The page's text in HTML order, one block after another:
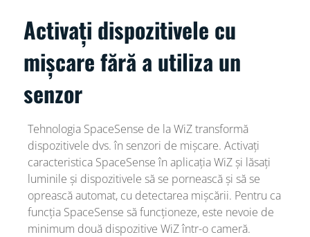
Activați dispozitivele cu
mișcare fără a utiliza un
senzor
Tehnologia SpaceSense de la WiZ transformă
dispozitivele dvs. în senzori de mișcare. Activați
caracteristica SpaceSense în aplicația WiZ și lăsați
luminile și dispozitivele să se pornească și să se
oprească automat, cu detectarea mișcării. Pentru ca
funcția SpaceSense să funcționeze, este nevoie de
minimum două dispozitive WiZ într-o cameră.